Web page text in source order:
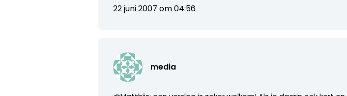
22 juni 2007 om 04:56
media